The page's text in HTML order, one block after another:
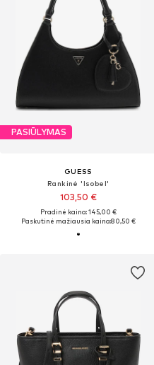
PASIŪLYMAS
GUESS
Rankinė 'Isobel'
103,50 €
Pradinė kaina: 145,00 €
Paskutinė mažiausia kaina:80,50 €